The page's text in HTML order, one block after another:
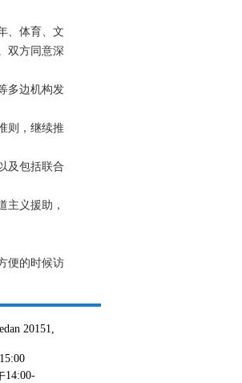
、体育、文
双方同意深
多边机构发
则，继续推
及包括联合
主义援助，
便的时候访
20151,
14:00-